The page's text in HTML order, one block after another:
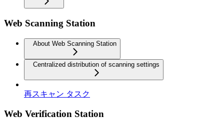
Web Scanning Station
About Web Scanning Station
Centralized distribution of scanning settings
再スキャン タスク
Web Verification Station